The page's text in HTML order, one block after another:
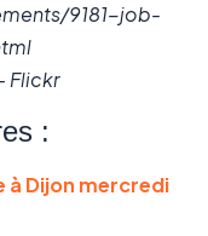
9181-job-
Flickr
:
à Dijon mercredi